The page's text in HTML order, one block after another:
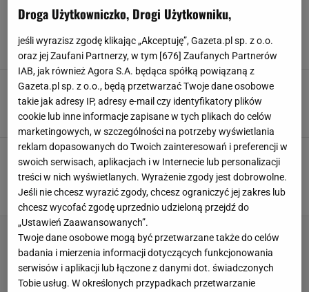
Dorota Szelągowska pokazała kulisy remontu.
Nie wszystko poszło zgodnie z planem
Dominika Kowalska, Aleksandra Pietrow,
23 MARCA 2026, 17:10
Emocjonalny powrót "Naszego nowego domu".
"Odcinek przepłakany"
Norbert Żyła,11 WRZEŚNIA 2025, 21:55
"Nasz nowy dom". Trzypokoleniowa rodzina
mieszkała w rozpadającym się budynku. Los
mocno ich doświadczył
Patrycja Kulasza,25 KWIETNIA 2024, 21:10
Droga Użytkowniczko, Drogi Użytkowniku,
jeśli wyrazisz zgodę klikając „Akceptuję”, Gazeta.pl sp. z o.o.
oraz jej Zaufani Partnerzy, w tym [ 676 ] Zaufanych Partnerów
IAB, jak również Agora S.A. będąca spółką powiązaną z
Gazeta.pl sp. z o.o., będą przetwarzać Twoje dane osobowe
takie jak adresy IP, adresy e-mail czy identyfikatory plików
cookie lub inne informacje zapisane w tych plikach do celów
marketingowych, w szczególności na potrzeby wyświetlania
reklam dopasowanych do Twoich zainteresowań i preferencji w
swoich serwisach, aplikacjach i w Internecie lub personalizacji
treści w nich wyświetlanych. Wyrażenie zgody jest dobrowolne.
Jeśli nie chcesz wyrazić zgody, chcesz ograniczyć jej zakres lub
chcesz wycofać zgodę uprzednio udzieloną przejdź do
„Ustawień Zaawansowanych”.
Twoje dane osobowe mogą być przetwarzane także do celów
badania i mierzenia informacji dotyczących funkcjonowania
serwisów i aplikacji lub łączone z danymi dot. świadczonych
Tobie usług. W określonych przypadkach przetwarzanie